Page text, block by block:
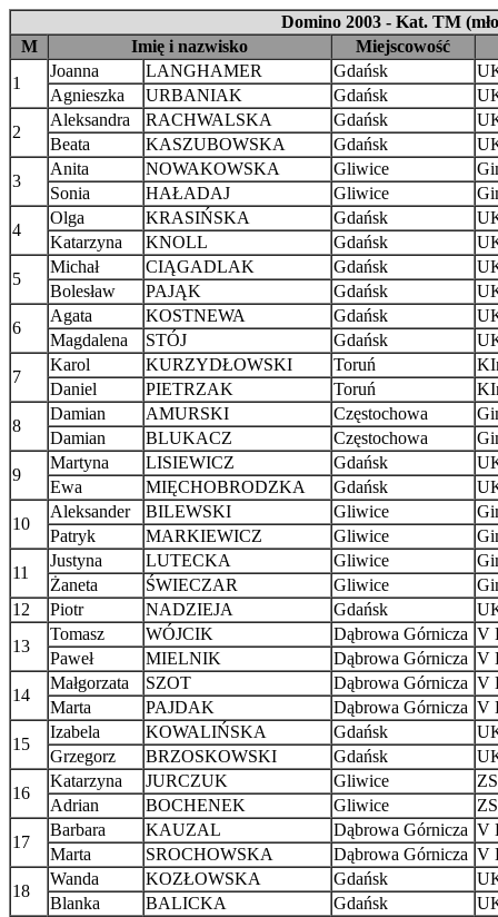
Domino 2003 - Kat. TM
M
Imię i nazwisko
Miejscowość
1
Joanna LANGHAMER Gdańsk
Agnieszka
URBANIAK Gdańsk
2
Aleksandra RACHWALSKA Gdańsk
Beata
KASZUBOWSKA Gdańsk
3
Anita NOWAKOWSKA Gliwice
Sonia
HAŁADAJ Gliwice
4
Olga KRASIŃSKA Gdańsk
Katarzyna
KNOLL Gdańsk
5
Michał CIĄGADLAK Gdańsk
Bolesław
PAJĄK Gdańsk
6
Agata KOSTNEWA Gdańsk
Magdalena
STÓJ Gdańsk
7
Karol KURZYDŁOWSKI Toruń
Daniel
PIETRZAK Toruń
8
Damian AMURSKI Częstochowa
Damian
BLUKACZ Częstochowa
9
Martyna LISIEWICZ Gdańsk
Ewa
MIĘCHOBRODZKA Gdańsk
10
Aleksander BILEWSKI Gliwice
Patryk
MARKIEWICZ Gliwice
11
Justyna LUTECKA Gliwice
Żaneta
ŚWIECZAR Gliwice
12
Piotr NADZIEJA Gdańsk
13
Tomasz WÓJCIK Dąbrowa Górnicza V
Paweł
MIELNIK Dąbrowa Górnicza V
14
Małgorzata SZOT Dąbrowa Górnicza V
Marta
PAJDAK Dąbrowa Górnicza V
15
Izabela KOWALIŃSKA Gdańsk
Grzegorz
BRZOSKOWSKI Gdańsk
16
Katarzyna JURCZUK Gliwice
Adrian
BOCHENEK Gliwice
17
Barbara KAUZAL Dąbrowa Górnicza V
Marta
SROCHOWSKA Dąbrowa Górnicza V
18
Wanda KOZŁOWSKA Gdańsk
Blanka
BALICKA Gdańsk